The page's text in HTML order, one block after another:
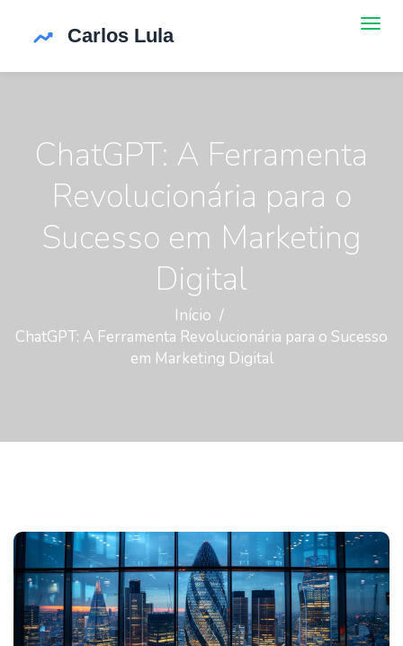
ChatGPT: A Ferramenta
Revolucionária para o
Sucesso em Marketing
Digital
Início
ChatGPT: A Ferramenta Revolucionária para o Sucesso
em Marketing Digital